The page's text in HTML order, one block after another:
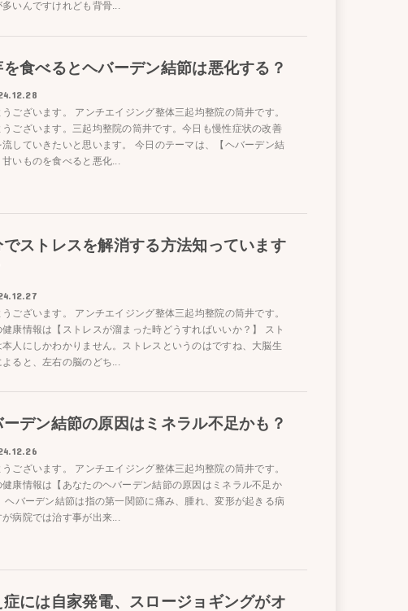
多いんですけれども背骨...
を食べるとヘバーデン結節は悪化する？
うございます。 アンチエイジング整体三起均整院の筒井です。
うございます。三起均整院の筒井です。今日も慢性症状の改善
流していきたいと思います。 今日のテーマは、【ヘバーデン結
いものを食べると悪化...
でストレスを解消する方法知っています
うございます。 アンチエイジング整体三起均整院の筒井です。
健康情報は【ストレスが溜まった時どうすればいいか？】 スト
本人にしかわかりません。ストレスというのはですね、大脳生
ると、左右の脳のどち...
ーデン結節の原因はミネラル不足かも？
うございます。 アンチエイジング整体三起均整院の筒井です。
健康情報は【あなたのヘバーデン結節の原因はミネラル不足か
ヘバーデン結節は指の第一関節に痛み、腫れ、変形が起きる病
病院では治す事が出来...
症には自家発電、スロージョギングがオ